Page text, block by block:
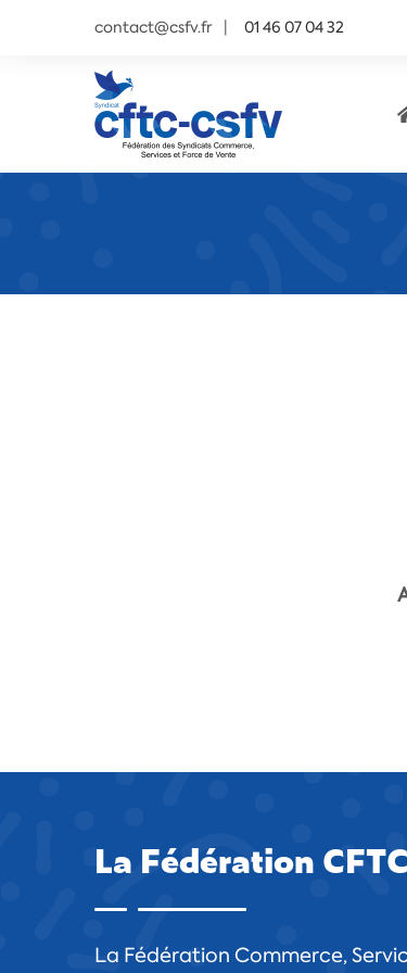
contact@csfv.fr 01 46 07 04 32
La Fédération
La Fédération Commerce,